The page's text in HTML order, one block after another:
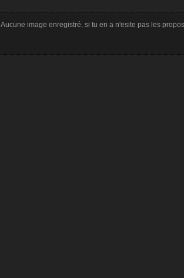
Aucune image enregistré, si tu en a n'esite pas les